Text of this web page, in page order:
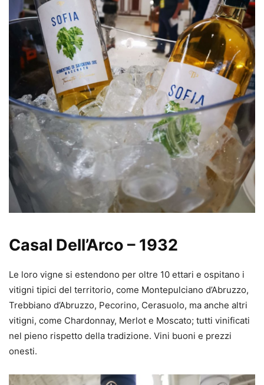
Casal Dell’Arco – 1932
Le loro vigne si estendono per oltre 10 ettari e ospitano i
vitigni tipici del territorio, come Montepulciano d’Abruzzo,
Trebbiano d’Abruzzo, Pecorino, Cerasuolo, ma anche altri
vitigni, come Chardonnay, Merlot e Moscato; tutti vinificati
nel pieno rispetto della tradizione. Vini buoni e prezzi
onesti.